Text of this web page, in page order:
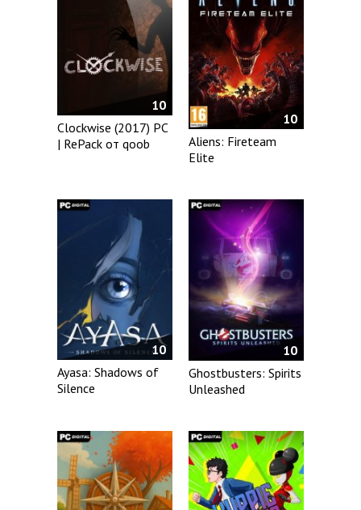
10
Clockwise (2017) PC
| RePack от qoob
10
Aliens: Fireteam
Elite
10
Ayasa: Shadows of
Silence
10
Ghostbusters: Spirits
Unleashed